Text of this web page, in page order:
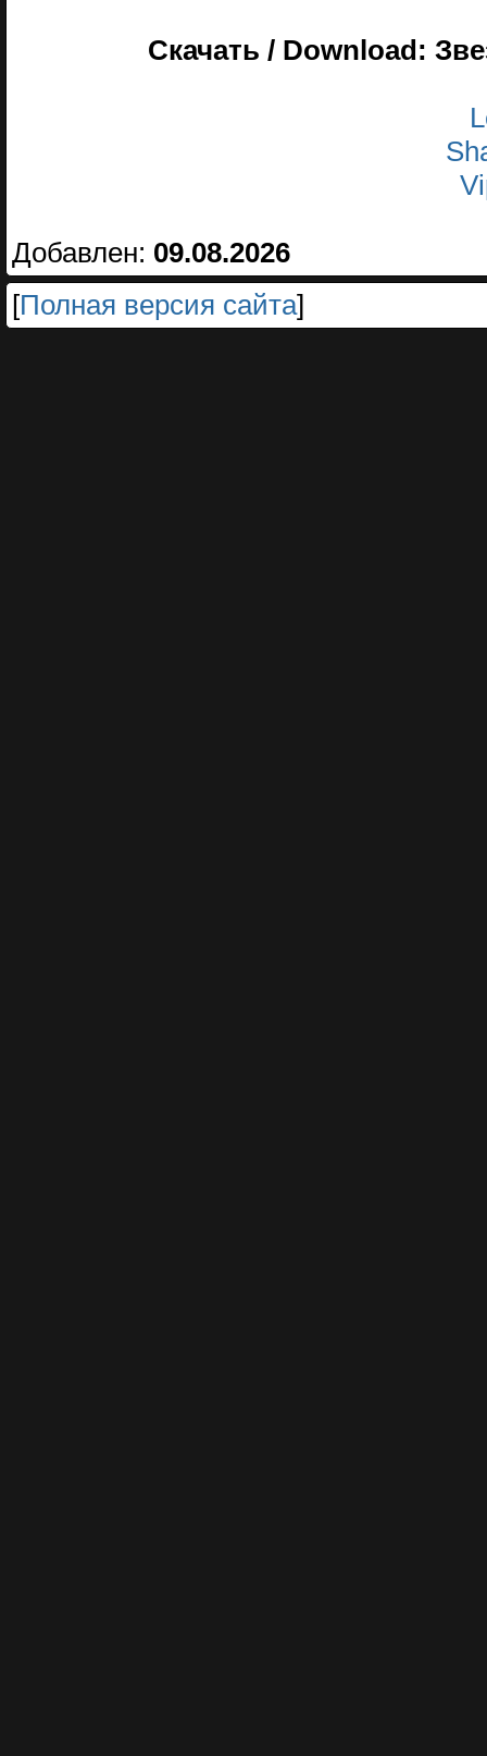
Скачать / Download:
Добавлен: 09.08.2026
[Полная версия сайта]